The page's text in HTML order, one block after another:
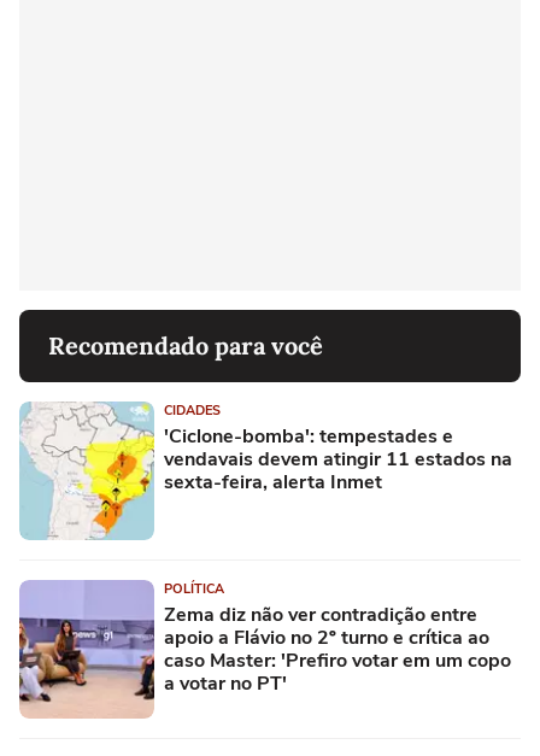
Recomendado para você
CIDADES
'Ciclone-bomba': tempestades e
vendavais devem atingir 11 estados na
sexta-feira, alerta Inmet
POLÍTICA
Zema diz não ver contradição entre
apoio a Flávio no 2º turno e crítica ao
caso Master: 'Prefiro votar em um copo
a votar no PT'